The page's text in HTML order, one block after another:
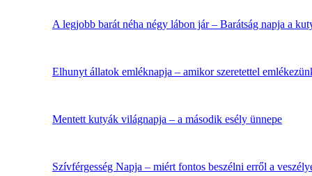
A legjobb barát néha négy lábon jár – Barátság napja a
Elhunyt állatok emléknapja – amikor szeretettel
Mentett kutyák világnapja – a második esély ünnepe
Szívférgesség Napja – miért fontos beszélni erről a